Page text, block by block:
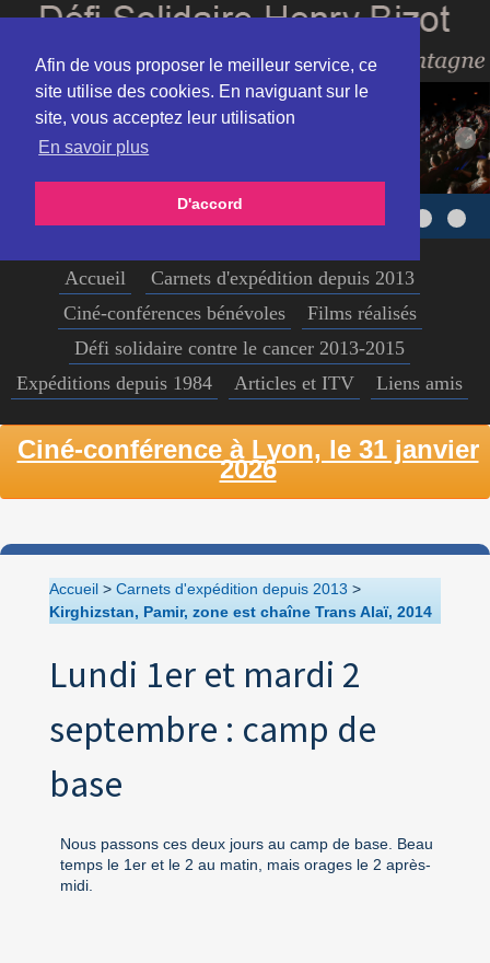
Afin de vous proposer le meilleur service, ce
site utilise des cookies. En naviguant sur le
site, vous acceptez leur utilisation
En savoir plus
D'accord
Accueil
Carnets d'expédition depuis 2013
Ciné-conférences bénévoles
Films réalisés
Défi solidaire contre le cancer 2013-2015
Expéditions depuis 1984
Articles et ITV Liens amis
Ciné-conférence à Lyon, le 31 janvier
2026
Accueil> Carnets d'expédition depuis 2013>
Kirghizstan, Pamir, zone est chaîne Trans Alaï, 2014
Lundi 1er et mardi 2
septembre : camp de
base
Nous passons ces deux jours au camp de base. Beau
temps le 1er et le 2 au matin, mais orages le 2 après-
midi.